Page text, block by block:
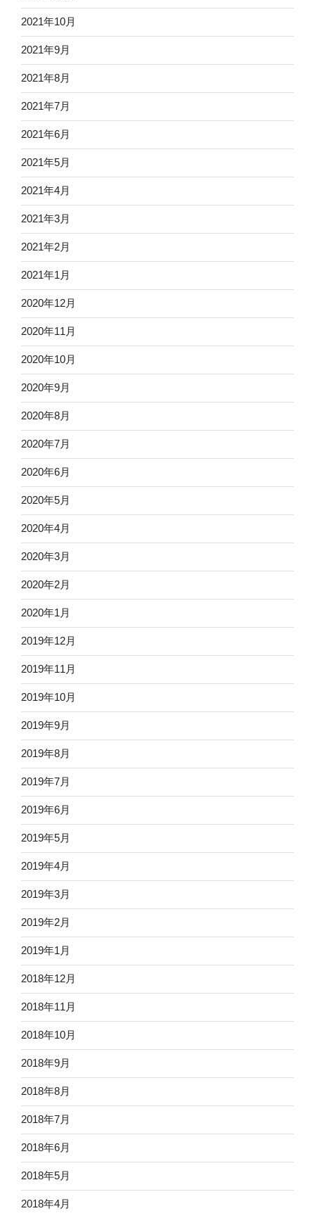
2021年10月
2021年9月
2021年8月
2021年7月
2021年6月
2021年5月
2021年4月
2021年3月
2021年2月
2021年1月
2020年12月
2020年11月
2020年10月
2020年9月
2020年8月
2020年7月
2020年6月
2020年5月
2020年4月
2020年3月
2020年2月
2020年1月
2019年12月
2019年11月
2019年10月
2019年9月
2019年8月
2019年7月
2019年6月
2019年5月
2019年4月
2019年3月
2019年2月
2019年1月
2018年12月
2018年11月
2018年10月
2018年9月
2018年8月
2018年7月
2018年6月
2018年5月
2018年4月